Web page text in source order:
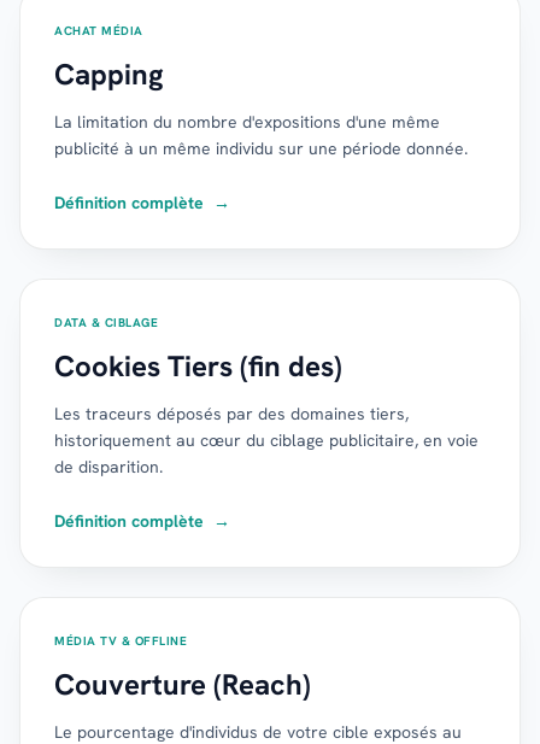
ACHAT MÉDIA
Capping
La limitation du nombre d'expositions d'une même
publicité à un même individu sur une période donnée.
Définition complète →
DATA & CIBLAGE
Cookies Tiers (fin des)
Les traceurs déposés par des domaines tiers,
historiquement au cœur du ciblage publicitaire, en voie
de disparition.
Définition complète →
MÉDIA TV & OFFLINE
Couverture (Reach)
Le pourcentage d'individus de votre cible exposés au